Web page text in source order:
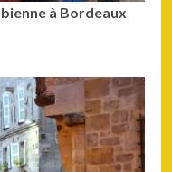
à Bordeaux